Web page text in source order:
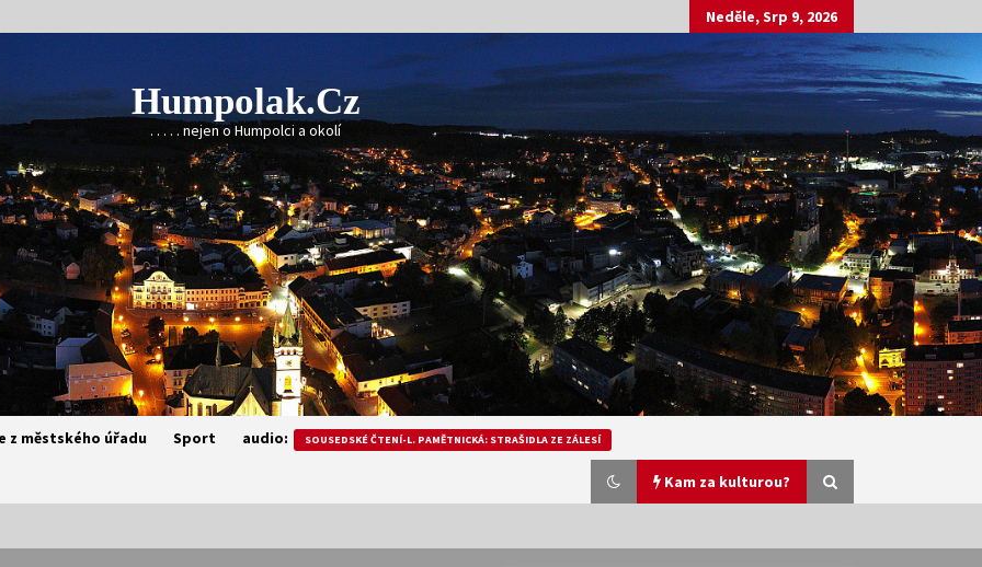
Neděle, Srp 9, 2026
Humpolak.cz
. . . . . nejen o Humpolci a okolí
z městského úřadu Sport audio: SOUSEDSKÉ ČTENÍ-L. PAMĚTNICKÁ: STRAŠIDLA ZE ZÁLESÍ
Kam za kulturou?